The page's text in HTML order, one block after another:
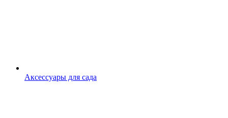
Аксессуары для сада